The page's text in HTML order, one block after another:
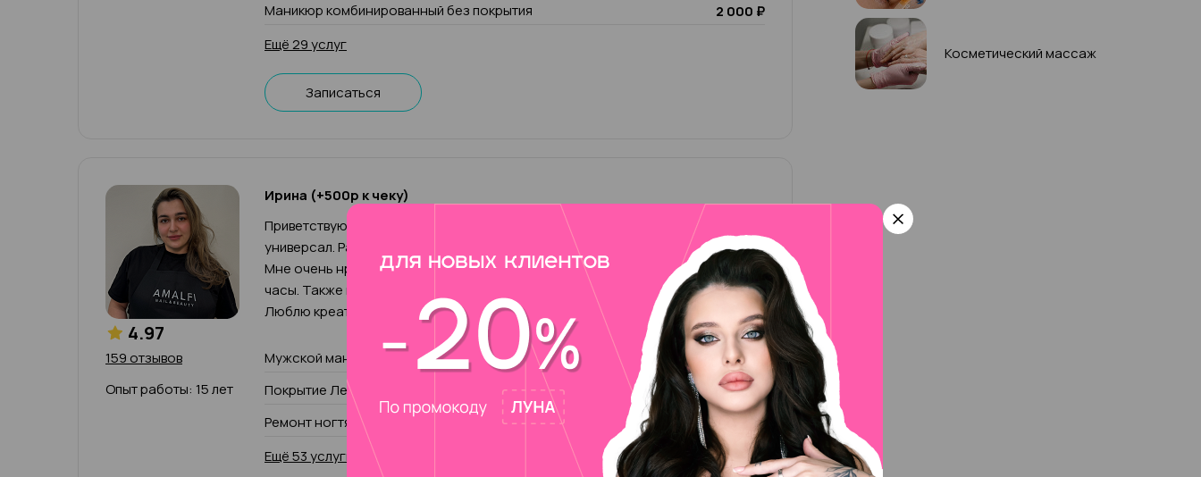
Маникюр комбинированный без покрытия
2 000 ₽
Ещё 29 услуг
Записаться
4.97
159 отзывов
Опыт работы: 15 лет
Ирина (+500р к чеку)
Приветствую, меня зовут Ирина! Мой опыт работы 11 лет, я топ-мастер
универсал. Работаю во всех техниках маникюра и педикюра, а также SMART.
Мне очень нравится работать с ножками, привожу их в порядок за считаные
часы. Также выполняю наращивание на формы и дизайны разной сложности.
Люблю креативные решения и всегда исполняю пожелания клиентов!
Мужской маникюр
2 500 ₽
Покрытие Лечебный лак
1 000 ₽
Ремонт ногтя (1 пальчик)/ чужой ремонт (1 пальчик)
200 ₽
Ещё 53 услуги
Косметический массаж